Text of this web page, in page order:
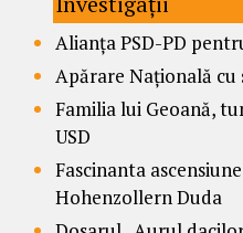
Alianța PSD-PD
Apărare Națională
Familia lui Geoană,
USD
Fascinanta
Hohenzollern Duda